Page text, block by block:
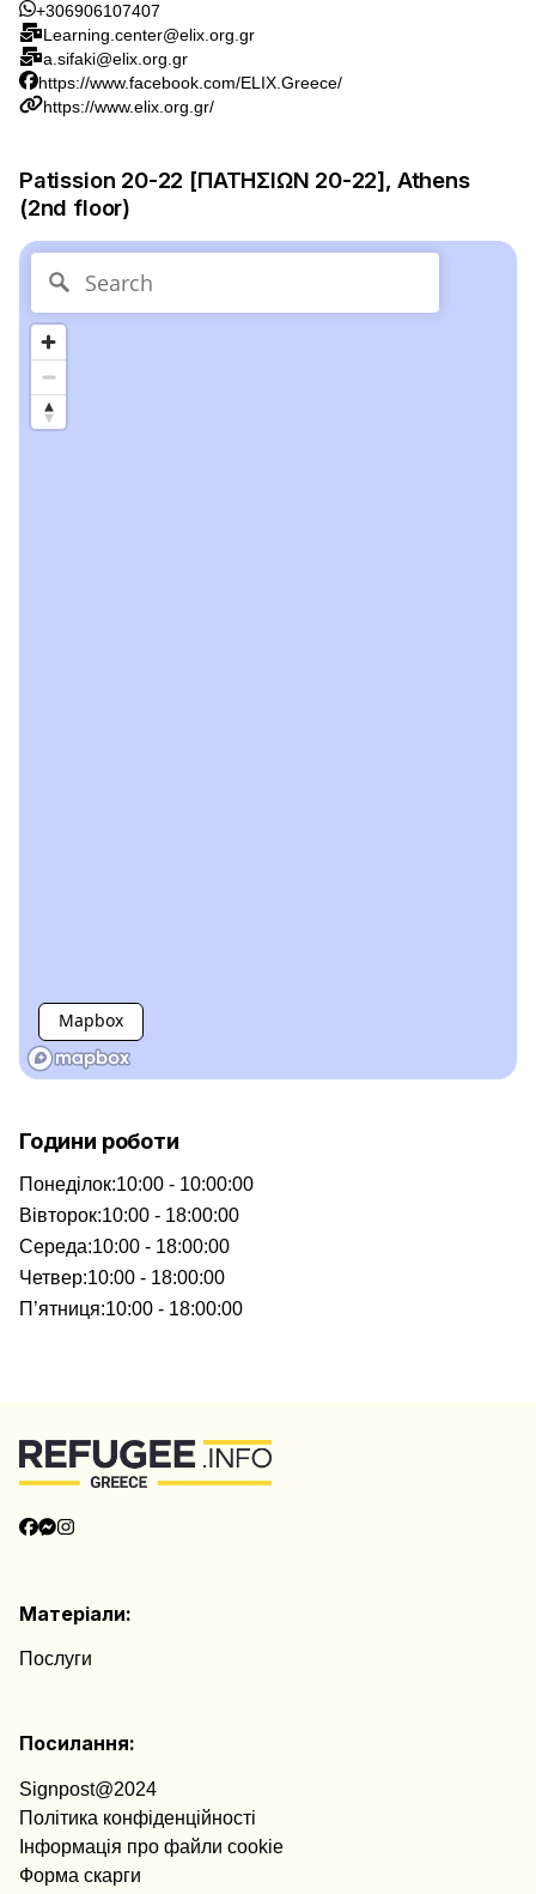
+306906107407
Learning.center@elix.org.gr
a.sifaki@elix.org.gr
https://www.facebook.com/ELIX.Greece/
https://www.elix.org.gr/
Patission 20-22 [ΠΑΤΗΣΙΩΝ 20-22], Athens
(2nd floor)
Mapbox
Години роботи
Понеділок:10:00 - 10:00:00
Вівторок:10:00 - 18:00:00
Середа:10:00 - 18:00:00
Четвер:10:00 - 18:00:00
П’ятниця:10:00 - 18:00:00
Матеріали:
Послуги
Посилання:
Signpost@2024
Політика конфіденційності
Інформація про файли cookie
Форма скарги